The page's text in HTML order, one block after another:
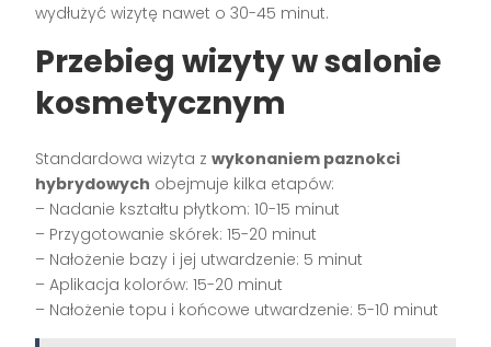
wydłużyć wizytę nawet o 30-45 minut.
Przebieg wizyty w salonie
kosmetycznym
Standardowa wizyta zwykonaniem paznokci
hybrydowych obejmuje kilka etapów:
– Nadanie kształtu płytkom: 10-15 minut
– Przygotowanie skórek: 15-20 minut
– Nałożenie bazy i jej utwardzenie: 5 minut
– Aplikacja kolorów: 15-20 minut
– Nałożenie topu i końcowe utwardzenie: 5-10 minut